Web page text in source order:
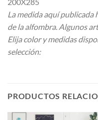
La medida aquí publicada
de la alfombra. Algunos
Elija color y medidas
selección:
PRODUCTOS